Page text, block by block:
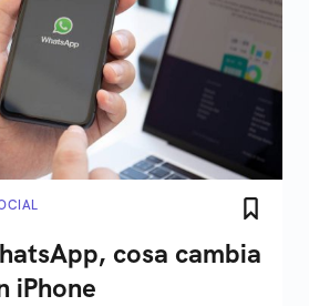
cosa cambia
iPhone